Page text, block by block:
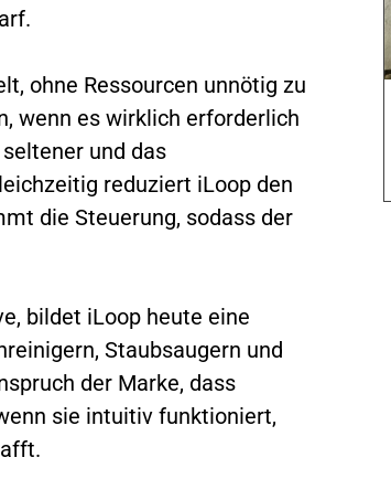
ohne Ressourcen unnötig zu
wenn es wirklich erforderlich
und das
reduziert iLoop den
die Steuerung, sodass der
bildet iLoop heute eine
Staubsaugern und
der Marke, dass
sie intuitiv funktioniert,